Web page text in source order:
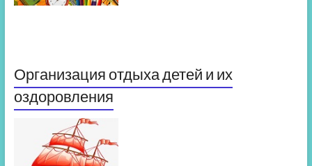
Организация отдыха детей и их
оздоровления